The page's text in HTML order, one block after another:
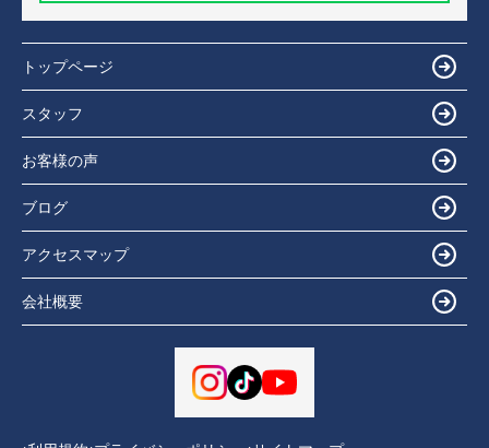
トップページ
スタッフ
お客様の声
ブログ
アクセスマップ
会社概要